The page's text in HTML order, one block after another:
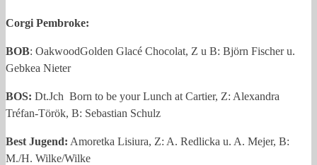
Corgi Pembroke:
BOB: OakwoodGolden Glacé Chocolat, Z u B: Björn Fischer u.
Gebkea Nieter
BOS: Dt.Jch Born to be your Lunch at Cartier, Z: Alexandra
Tréfan-Török, B: Sebastian Schulz
Best Jugend: Amoretka Lisiura, Z: A. Redlicka u. A. Mejer, B:
M./H. Wilke/Wilke